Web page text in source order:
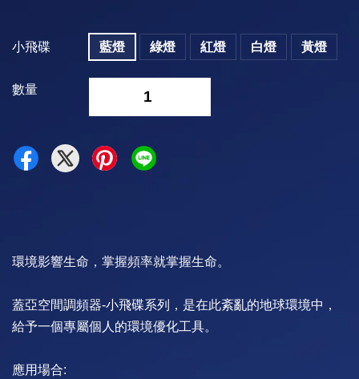
小飛碟 藍燈 綠燈 紅燈 白燈 黃燈
數量
環境影響生命，掌握頻率就掌握生命。
蓋亞空間調頻器-小飛碟系列，是在此紊亂的地球環境中，
給予一個專屬個人的環境優化工具。
應用場合: